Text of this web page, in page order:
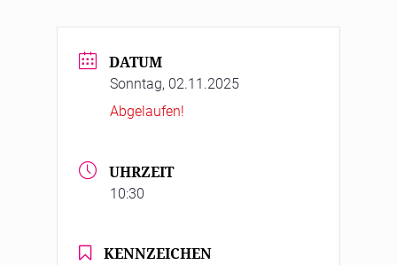
DATUM
Sonntag, 02.11.2025
Abgelaufen!
UHRZEIT
10:30
KENNZEICHEN